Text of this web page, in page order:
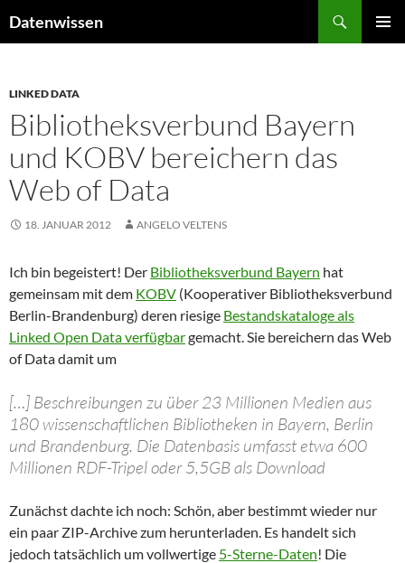
Inhalt
Datenwissen
LINKED DATA
Bibliotheksverbund Bayern
und KOBV bereichern das
Web of Data
18. JANUAR 2012 ANGELO VELTENS
Ich bin begeistert! Der Bibliotheksverbund Bayern hat
gemeinsam mit dem KOBV (Kooperativer Bibliotheksverbund
Berlin-Brandenburg) deren riesige Bestandskataloge als
Linked Open Data verfügbargemacht. Sie bereichern das Web
of Data damit um
[…] Beschreibungen zu über 23 Millionen Medien aus
180 wissenschaftlichen Bibliotheken in Bayern, Berlin
und Brandenburg. Die Datenbasis umfasst etwa 600
Millionen RDF-Tripel oder 5,5GB als Download
Zunächst dachte ich noch: Schön, aber bestimmt wieder nur
ein paar ZIP-Archive zum herunterladen. Es handelt sich
jedoch tatsächlich um vollwertige 5-Sterne-Daten! Die